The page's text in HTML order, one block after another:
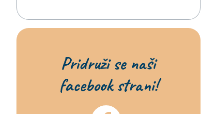
Pridruži se naši
facebook strani!